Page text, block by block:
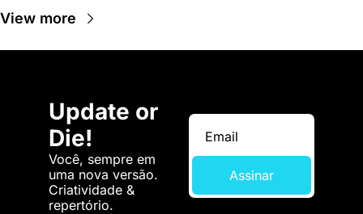
View more
Update or
Die!
Você, sempre em
uma nova versão.
Criatividade &
repertório.
Assinar